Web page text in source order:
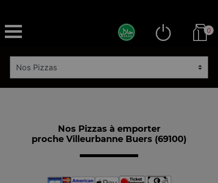
0
Nos Pizzas à emporter
proche Villeurbanne Buers (69100)